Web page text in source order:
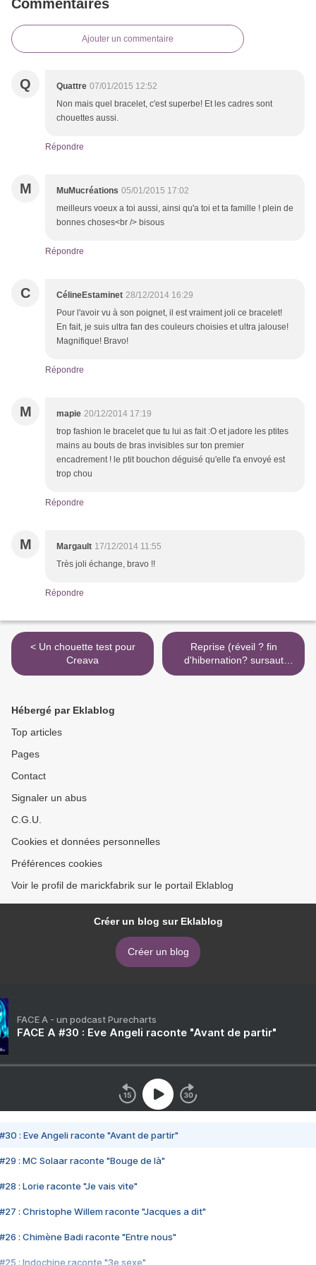
Commentaires
Ajouter un commentaire
Q Quattre 07/01/2015 12:52
Non mais quel bracelet, c'est superbe! Et les cadres sont
chouettes aussi.
Répondre
M MuMucréations 05/01/2015 17:02
meilleurs voeux a toi aussi, ainsi qu'a toi et ta famille ! plein de
bonnes choses<br /> bisous
Répondre
C CélineEstaminet 28/12/2014 16:29
Pour l'avoir vu à son poignet, il est vraiment joli ce bracelet!
En fait, je suis ultra fan des couleurs choisies et ultra jalouse!
Magnifique! Bravo!
Répondre
M mapie 20/12/2014 17:19
trop fashion le bracelet que tu lui as fait :O et jadore les ptites
mains au bouts de bras invisibles sur ton premier
encadrement ! le ptit bouchon déguisé qu'elle t'a envoyé est
trop chou
Répondre
M Margault 17/12/2014 11:55
Très joli échange, bravo !!
Répondre
< Un chouette test pour
Creava
Reprise (réveil ? fin
d'hibernation? sursaut
d'activité?) >
Hébergé par Eklablog
Top articles
Pages
Contact
Signaler un abus
C.G.U.
Cookies et données personnelles
Préférences cookies
Voir le profil de marickfabrik sur le portail Eklablog
Créer un blog sur Eklablog
Créer un blog
FACE A - un podcast Purecharts
FACE A #30 : Eve Angeli raconte "Avant de partir"
#30 : Eve Angeli raconte "Avant de partir"
#29 : MC Solaar raconte "Bouge de là"
#28 : Lorie raconte "Je vais vite"
#27 : Christophe Willem raconte "Jacques a dit"
#26 : Chimène Badi raconte "Entre nous"
#25 : Indochine raconte "3e sexe"